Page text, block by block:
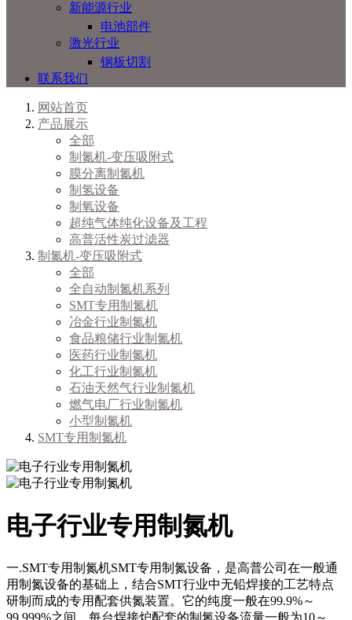
新能源行业
电池部件
激光行业
钢板切割
联系我们
网站首页
产品展示
全部
制氮机-变压吸附式
膜分离制氮机
制氢设备
制氧设备
超纯气体纯化设备及工程
高普活性炭过滤器
制氮机-变压吸附式
全部
全自动制氮机系列
SMT专用制氮机
冶金行业制氮机
食品粮储行业制氮机
医药行业制氮机
化工行业制氮机
石油天然气行业制氮机
燃气电厂行业制氮机
小型制氮机
SMT专用制氮机
电子行业专用制氮机
一.SMT专用制氮机SMT专用制氮设备，是高普公司在一般通
用制氮设备的基础上，结合SMT行业中无铅焊接的工艺特点
研制而成的专用配套供氮装置。它的纯度一般在99.9%～